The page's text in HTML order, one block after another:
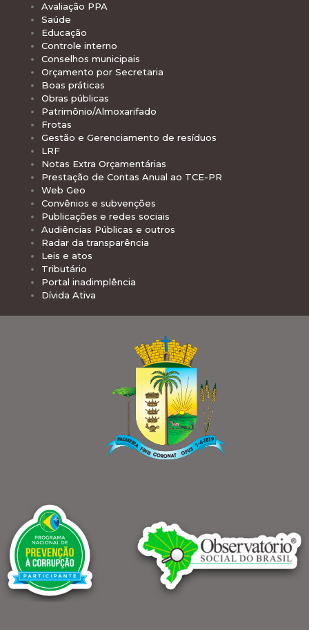
Avaliação PPA
Saúde
Educação
Controle interno
Conselhos municipais
Orçamento por Secretaria
Boas práticas
Obras públicas
Patrimônio/Almoxarifado
Frotas
Gestão e Gerenciamento de resíduos
LRF
Notas Extra Orçamentárias
Prestação de Contas Anual ao TCE-PR
Web Geo
Convênios e subvenções
Publicações e redes sociais
Audiências Públicas e outros
Radar da transparência
Leis e atos
Tributário
Portal inadimplência
Dívida Ativa